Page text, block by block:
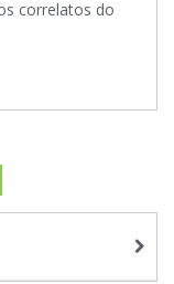
correlatos do